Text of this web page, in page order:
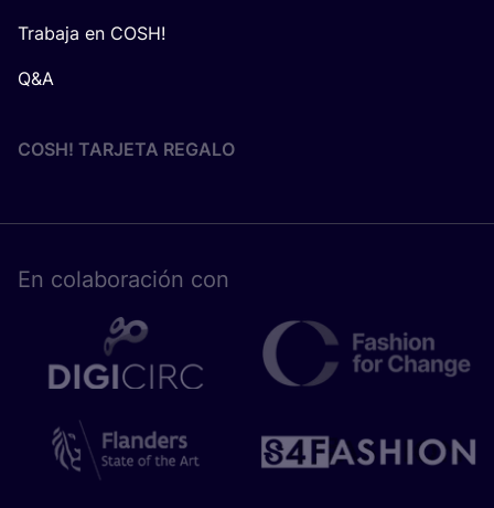
Trabaja en COSH!
Q&A
COSH! TARJETA REGALO
En cola­bo­ra­ción con